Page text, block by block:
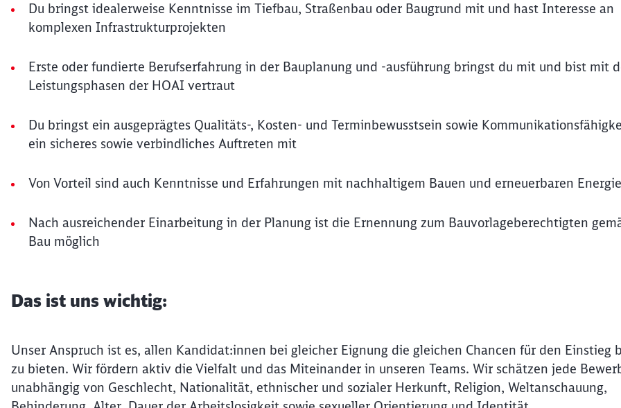
Du bringst idealerweise Kenntnisse im Tiefbau, Straßenbau oder Baugrund mit und hast Interesse an
komplexen Infrastrukturprojekten
Erste oder fundierte Berufserfahrung in der Bauplanung und -ausführung bringst du mit und bist mit
Leistungsphasen der HOAI vertraut
Du bringst ein ausgeprägtes Qualitäts-, Kosten- und Terminbewusstsein sowie
ein sicheres sowie verbindliches Auftreten mit
Von Vorteil sind auch Kenntnisse und Erfahrungen mit nachhaltigem Bauen und erneuerbaren
Nach ausreichender Einarbeitung in der Planung ist die Ernennung zum Bauvorlageberechtigten
Bau möglich
Das ist uns wichtig:
Unser Anspruch ist es, allen Kandidat:innen bei gleicher Eignung die gleichen Chancen für den Einstieg
zu bieten. Wir fördern aktiv die Vielfalt und das Miteinander in unseren Teams. Wir schätzen jede
unabhängig von Geschlecht, Nationalität, ethnischer und sozialer Herkunft, Religion, Weltanschauung,
Möchten Sie zuweitergeleitet werden?
Abbrechen